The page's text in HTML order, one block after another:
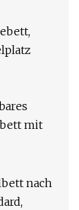
mit
nach